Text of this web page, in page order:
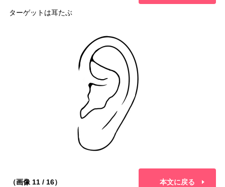
ターゲットは耳たぶ
（画像 11 / 16） 本文に戻る